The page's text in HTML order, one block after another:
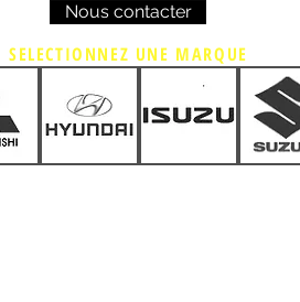
Nous contacter
SELECTIONNEZ UNE MARQUE